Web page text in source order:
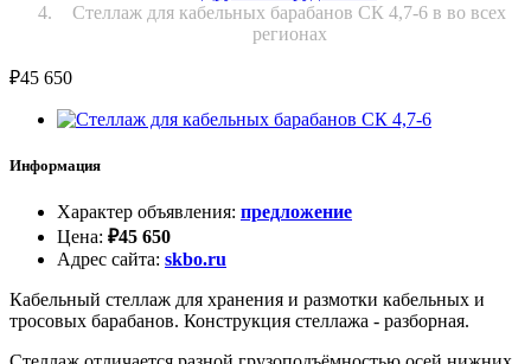
Стеллаж для кабельных барабанов СК 4,7-6 в во всех
регионах
₽45 650
Информация
Характер объявления: предложение
Цена: ₽45 650
Адрес сайта: skbo.ru
Кабельный стеллаж для хранения и размотки кабельных и
тросовых барабанов. Конструкция стеллажа - разборная.